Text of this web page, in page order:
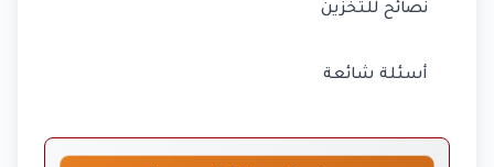
نصائح للتخزين
أسئلة شائعة